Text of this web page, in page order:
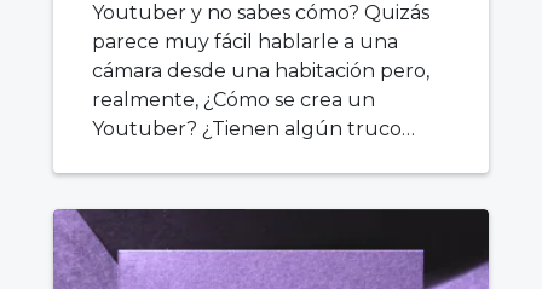
Youtuber y no sabes cómo? Quizás
parece muy fácil hablarle a una
cámara desde una habitación pero,
realmente, ¿Cómo se crea un
Youtuber? ¿Tienen algún truco…